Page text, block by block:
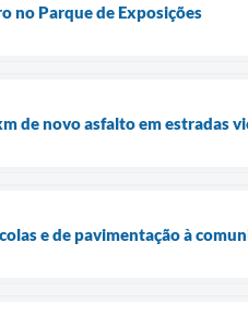
no Parque de Exposições
de novo asfalto em estradas
e de pavimentação à